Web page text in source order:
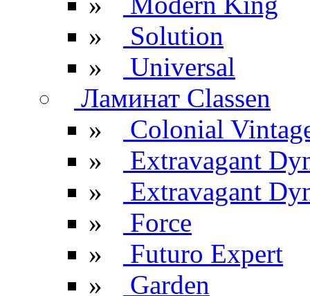
»
Solution
»
Universal
Ламинат Classen
»
Colonial
»
Extravagant
»
Extravagant
»
Force
»
Futuro Expert
»
Garden